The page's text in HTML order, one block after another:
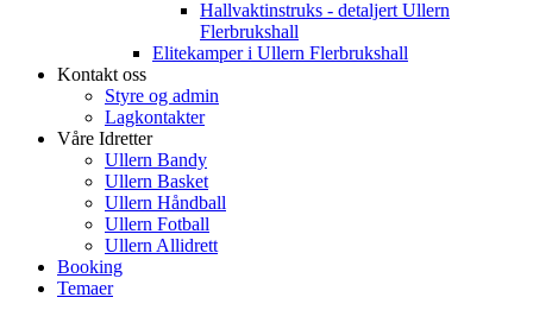
Hallvaktinstruks - detaljert Ullern
Flerbrukshall
Elitekamper i Ullern Flerbrukshall
Kontakt oss
Styre og admin
Lagkontakter
Våre Idretter
Ullern Bandy
Ullern Basket
Ullern Håndball
Ullern Fotball
Ullern Allidrett
Booking
Temaer